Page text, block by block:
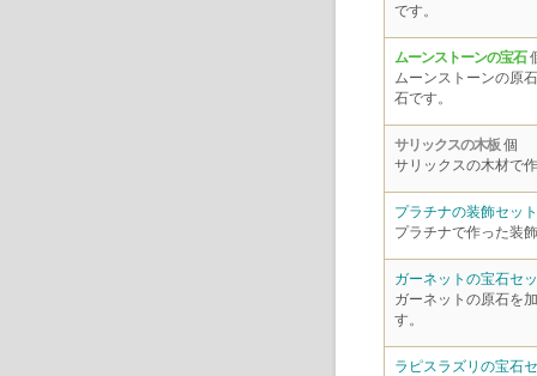
です。
ムーンストーンの宝石
ムーンストーンの原
石です。
サリックスの木板 個
サリックスの木材で
プラチナの装飾セット
プラチナで作った装
ガーネットの宝石セ
ガーネットの原石を
す。
ラピスラズリの宝石